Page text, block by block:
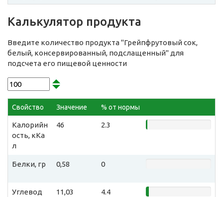
Калькулятор продукта
Введите количество продукта "Грейпфрутовый сок,
белый, консервированный, подслащенный" для
подсчета его пищевой ценности
Свойство Значение % от нормы
Калорийн
ость, кКа
л
46 2.3
Белки, гр 0,58 0
Углевод
11,03 4.4